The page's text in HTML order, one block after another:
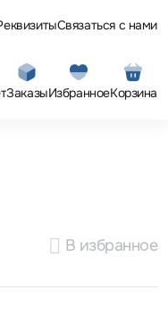
Связаться с нами
ЗаказыИзбранноеКорзина
В избранное